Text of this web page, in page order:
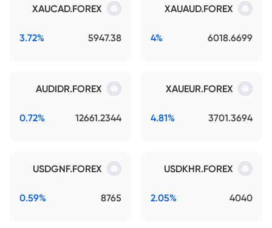
XAUAUD.FOREX
6018.6699
4%
XAUCAD.FOREX
5947.38
3.72%
XAUEUR.FOREX
3701.3694
4.81%
AUDIDR.FOREX
12661.2344
0.72%
USDKHR.FOREX
4040
2.05%
USDGNF.FOREX
8765
0.59%